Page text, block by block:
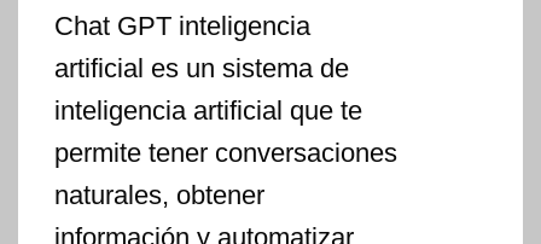
Chat GPT inteligencia
artificial es un sistema de
inteligencia artificial que te
permite tener conversaciones
naturales, obtener
información y automatizar